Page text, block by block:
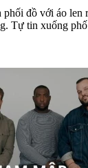
phối đồ với áo len
Tự tin xuống